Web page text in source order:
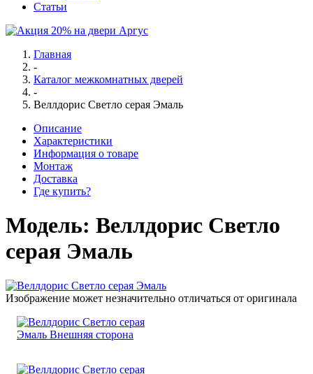
Статьи
Главная
-
Каталог межкомнатных дверей
-
Веллдорис Светло серая Эмаль
Описание
Характеристики
Информация о товаре
Монтаж
Доставка
Где купить?
Модель: Веллдорис Светло
серая Эмаль
Изображение может незначительно отличаться от оригинала